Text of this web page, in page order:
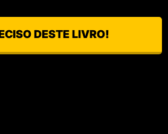
DESTE LIVRO!